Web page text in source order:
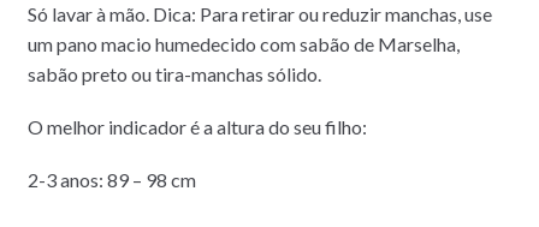
Só lavar à mão. Dica: Para retirar ou reduzir manchas, use
um pano macio humedecido com sabão de Marselha,
sabão preto ou tira-manchas sólido.
O melhor indicador é a altura do seu filho:
2-3 anos: 89 – 98 cm